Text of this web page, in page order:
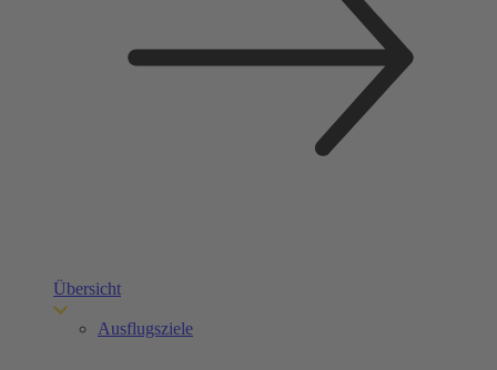
Übersicht
Ausflugsziele